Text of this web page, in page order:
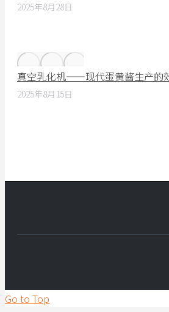
2025年8月28日
真空乳化机——现代蛋黄酱生产的
2025年8月15日
Go to Top